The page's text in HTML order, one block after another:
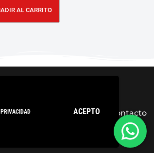
ACEPTO
AL CARRITO
Condiciones Generales Contacto